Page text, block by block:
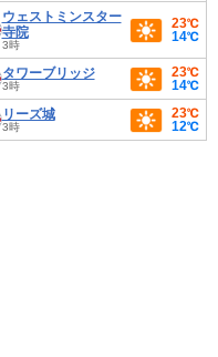
ウェストミンスター
寺院
3時
23℃
14℃
タワーブリッジ
3時
23℃
14℃
リーズ城
3時
23℃
12℃